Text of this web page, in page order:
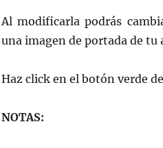
Al modificarla podrás
una imagen de portada de tu
Haz click en el botón verde
NOTAS: